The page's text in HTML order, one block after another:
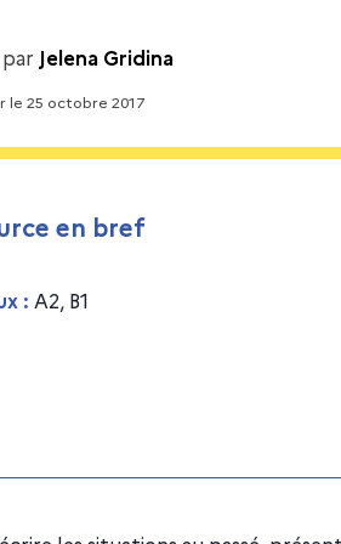
Jelena Gridina
le 25 octobre 2017
en bref
: A2, B1